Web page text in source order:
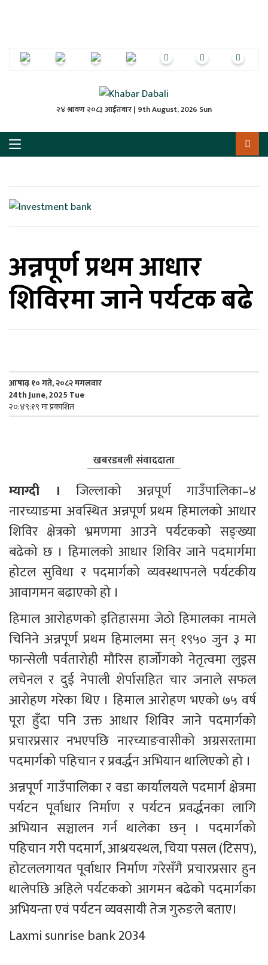
२४ श्रावण २०८३ आईतवार | 9th August, 2026 Sun
अन्नपूर्ण प्रथम आधार
शिविरमा जाने पर्यटक बढे
आषाढ़ १० गते, २०८२ मगलवार
24th June, 2025 Tue
२०:४९:१९ मा प्रकाशित
खबरडबली संवाददाता
म्याग्दी । जिल्लाको अन्नपूर्ण गाउँपालिका–४
नारच्याङमा अवस्थित अन्नपूर्ण प्रथम हिमालको आधार
शिविर क्षेत्रको भ्रमणमा आउने पर्यटकको सङ्ख्या
बढेको छ । हिमालको आधार शिविर जाने पदमार्गमा
होटल सुविधा र पदमार्गको व्यवस्थापनले पर्यटकीय
आवागमन बढाएको हो ।
हिमाल आरोहणको इतिहासमा जेठो हिमालका नामले
चिनिने अन्नपूर्ण प्रथम हिमालमा सन् १९५० जुन ३ मा
फान्सेली पर्वतारोही मौरिस हार्जोगको नेतृत्वमा लुइस
लचेनल र दुई नेपाली शेर्पासहित चार जनाले सफल
आरोहण गरेका थिए । हिमाल आरोहण भएको ७५ वर्ष
पूरा हुँदा पनि उक्त आधार शिविर जाने पदमार्गको
प्रचारप्रसार नभएपछि नारच्याङवासीको अग्रसरतामा
पदमार्गको पहिचान र प्रवर्द्धन अभियान थालिएको हो ।
अन्नपूर्ण गाउँपालिका र वडा कार्यालयले पदमार्ग क्षेत्रमा
पर्यटन पूर्वाधार निर्माण र पर्यटन प्रवर्द्धनका लागि
अभियान सञ्चालन गर्न थालेका छन् । पदमार्गको
पहिचान गरी पदमार्ग, आश्रयस्थल, चिया पसल (टिसप),
होटललगायत पूर्वाधार निर्माण गरेसँगै प्रचारप्रसार हुन
थालेपछि अहिले पर्यटकको आगमन बढेको पदमार्गका
अभियन्ता एवं पर्यटन व्यवसायी तेज गुरुङले बताए।
Laxmi sunrise bank 2034